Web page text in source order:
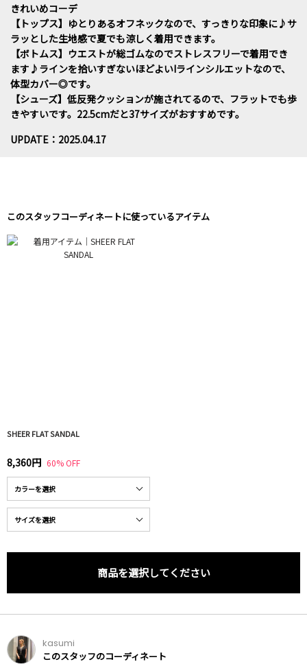
きれいめコーデ
【トップス】ゆとりあるオフネックなので、すっきりな印象に♪サ
ラッとした生地感で夏でも涼しく着用できます。
【ボトムス】ウエストが総ゴムなのでストレスフリーで着用でき
ます♪ラインを拾いすぎないほどよいIラインシルエットなので、
体型カバー◎です。
【シューズ】低反発クッションが施されてるので、フラットでも歩
きやすいです。22.5cmだと37サイズがおすすめです。
UPDATE：2025.04.17
このスタッフコーディネートに使っているアイテム
SHEER FLAT SANDAL
8,360円 60% OFF
商品を選択してください
kasumi
このスタッフのコーディネート